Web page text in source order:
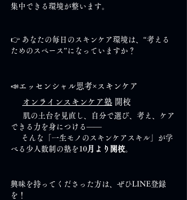
集中できる環境が整います。
👉 あなたの毎日のスキンケア環境は、“考える
ためのスペース”になっていますか？
📣エッセンシャル思考×スキンケア
オンラインスキンケア塾 開校
できる力を身につける――
べる少人数制の塾を10 月より開校。
興味を持ってくださった方は、ぜひLINE登録
を！